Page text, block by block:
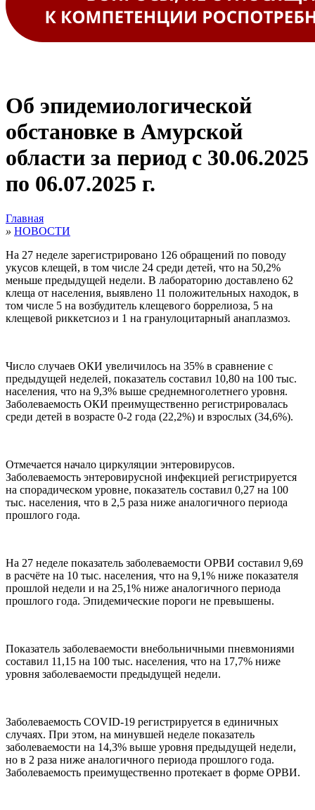
Об эпидемиологической
обстановке в Амурской
области за период с 30.06.2025
по 06.07.2025 г.
Главная
» НОВОСТИ
На 27 неделе зарегистрировано 126 обращений по поводу
укусов клещей, в том числе 24 среди детей, что на 50,2%
меньше предыдущей недели. В лабораторию доставлено 62
клеща от населения, выявлено 11 положительных находок, в
том числе 5 на возбудитель клещевого боррелиоза, 5 на
клещевой риккетсиоз и 1 на гранулоцитарный анаплазмоз.
Число случаев ОКИ увеличилось на 35% в сравнение с
предыдущей неделей, показатель составил 10,80 на 100 тыс.
населения, что на 9,3% выше среднемноголетнего уровня.
Заболеваемость ОКИ преимущественно регистрировалась
среди детей в возрасте 0-2 года (22,2%) и взрослых (34,6%).
Отмечается начало циркуляции энтеровирусов.
Заболеваемость энтеровирусной инфекцией регистрируется
на спорадическом уровне, показатель составил 0,27 на 100
тыс. населения, что в 2,5 раза ниже аналогичного периода
прошлого года.
На 27 неделе показатель заболеваемости ОРВИ составил 9,69
в расчёте на 10 тыс. населения, что на 9,1% ниже показателя
прошлой недели и на 25,1% ниже аналогичного периода
прошлого года. Эпидемические пороги не превышены.
Показатель заболеваемости внебольничными пневмониями
составил 11,15 на 100 тыс. населения, что на 17,7% ниже
уровня заболеваемости предыдущей недели.
Заболеваемость COVID-19 регистрируется в единичных
случаях. При этом, на минувшей неделе показатель
заболеваемости на 14,3% выше уровня предыдущей недели,
но в 2 раза ниже аналогичного периода прошлого года.
Заболеваемость преимущественно протекает в форме ОРВИ.